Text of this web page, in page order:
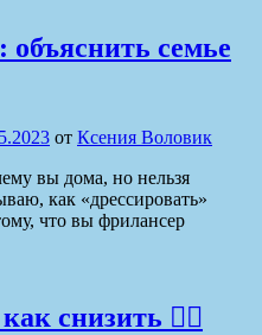
объяснить семье
от Ксения Воловик
вы дома, но нельзя
как «дрессировать»
что вы фрилансер
снизить 🦹‍♂️